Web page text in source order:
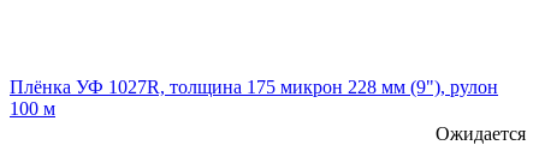
Плёнка УФ 1027R, толщина 175 микрон 228 мм (9"), рулон
100 м
Ожидается